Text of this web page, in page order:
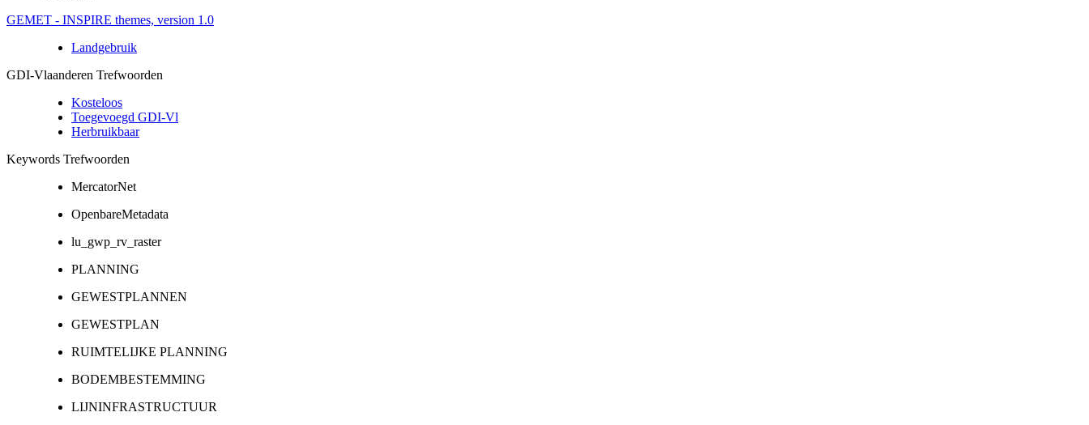
GEMET - INSPIRE themes, version 1.0
Landgebruik
GDI-Vlaanderen Trefwoorden
Kosteloos
Toegevoegd GDI-Vl
Herbruikbaar
Keywords Trefwoorden
MercatorNet
OpenbareMetadata
lu_gwp_rv_raster
PLANNING
GEWESTPLANNEN
GEWESTPLAN
RUIMTELIJKE PLANNING
BODEMBESTEMMING
LIJNINFRASTRUCTUUR